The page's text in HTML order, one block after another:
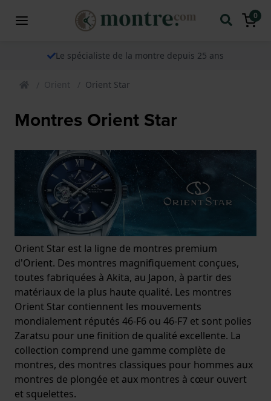
0
Le spécialiste de la montre depuis 25 ans
Orient Orient Star
Montres Orient Star
Orient Star est la ligne de montres premium
d'Orient. Des montres magnifiquement conçues,
toutes fabriquées à Akita, au Japon, à partir des
matériaux de la plus haute qualité. Les montres
Orient Star contiennent les mouvements
mondialement réputés 46-F6 ou 46-F7 et sont polies
Zaratsu pour une finition de qualité excellente. La
collection comprend une gamme complète de
montres, des montres classiques pour hommes aux
montres de plongée et aux montres à cœur ouvert
et squelettes.